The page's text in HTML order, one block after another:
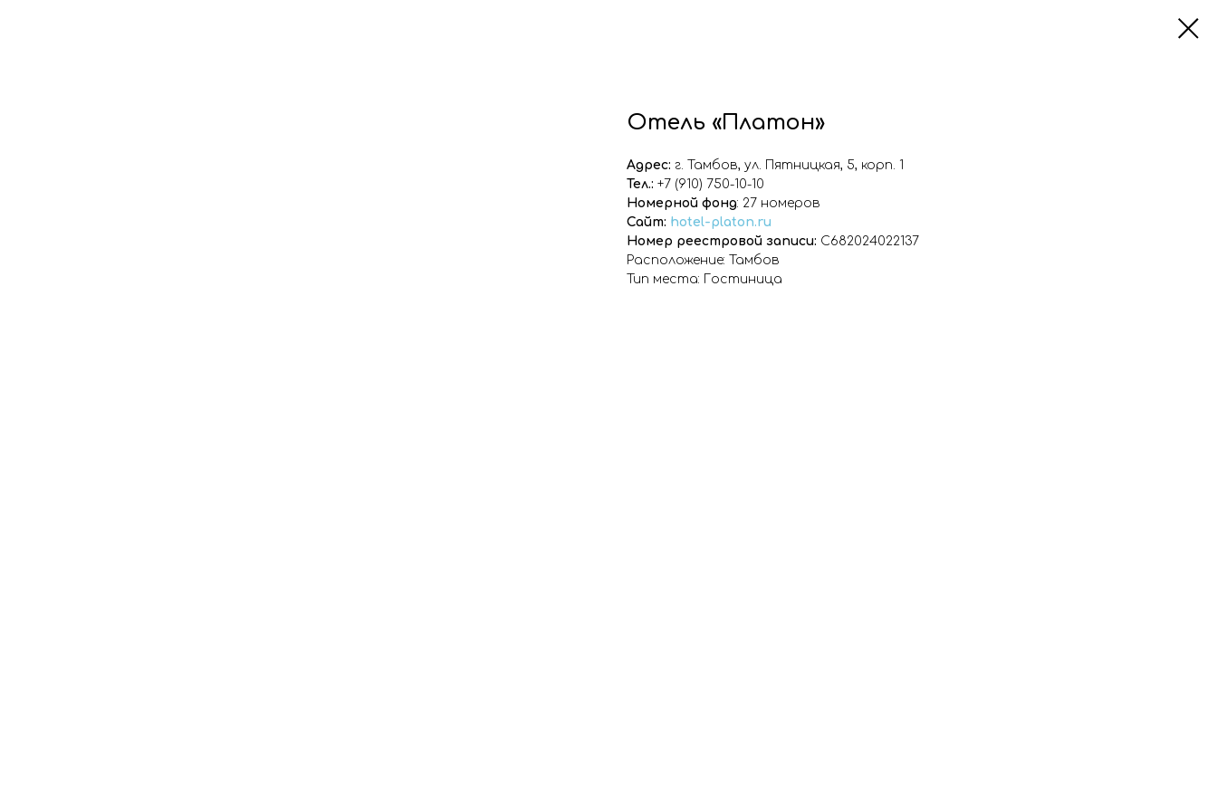
Отель «Платон»
Адрес: г. Тамбов, ул. Пятницкая, 5, корп. 1
Тел.: +7 (910) 750-10-10
Номерной фонд: 27 номеров
Сайт: hotel-platon.ru
Номер реестровой записи: С682024022137
Расположение: Тамбов
Тип места: Гостиница